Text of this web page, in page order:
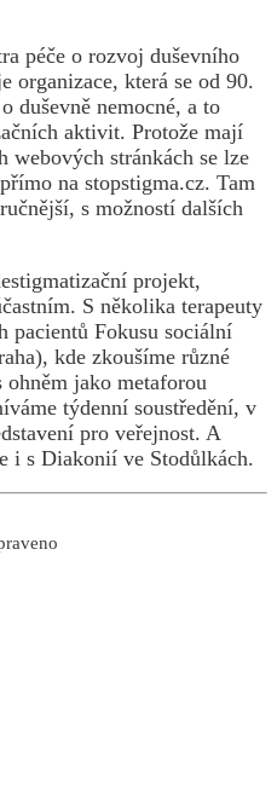
péče o rozvoj duševního
organizace, která se od 90.
duševně nemocné, a to
aktivit. Protože mají
stránkách se lze
na stopstigma.cz. Tam
s možností dalších
projekt,
S několika terapeuty
pacientů Fokusu sociální
kde zkoušíme různé
jako metaforou
týdenní soustředění, v
pro veřejnost. A
i s Diakonií ve Stodůlkách.